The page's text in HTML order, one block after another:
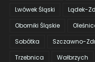
Lwówek Śląski
Lądek-
Oborniki Śląskie
Sobótka
Szczawno-
Trzebnica
Wałbrzych